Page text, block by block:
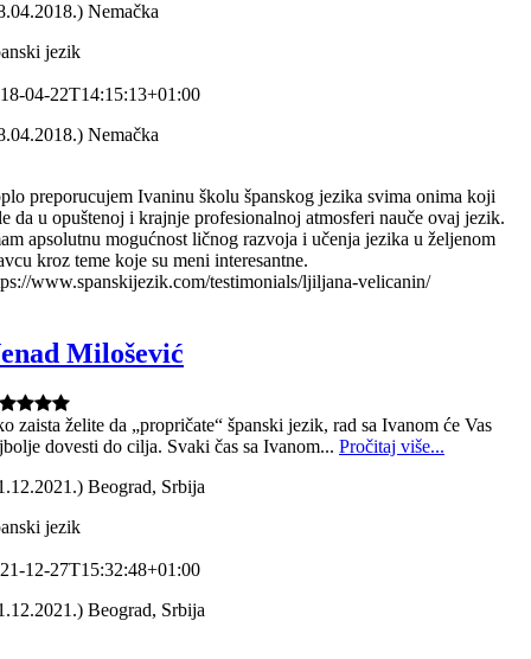
Nemačka
jezik
04-22T14:15:13+01:00
Nemačka
preporucujem Ivaninu školu španskog jezika svima onima koji
da u opuštenoj i krajnje profesionalnoj atmosferi nauče ovaj jezik.
apsolutnu mogućnost ličnog razvoja i učenja jezika u željenom
kroz teme koje su meni interesantne.
www.spanskijezik.com/testimonials/ljiljana-velicanin/
Milošević
zaista želite da „propričate“ španski jezik, rad sa Ivanom će Vas
dovesti do cilja. Svaki čas sa Ivanom... Pročitaj više...
Beograd, Srbija
jezik
12-27T15:32:48+01:00
Beograd, Srbija